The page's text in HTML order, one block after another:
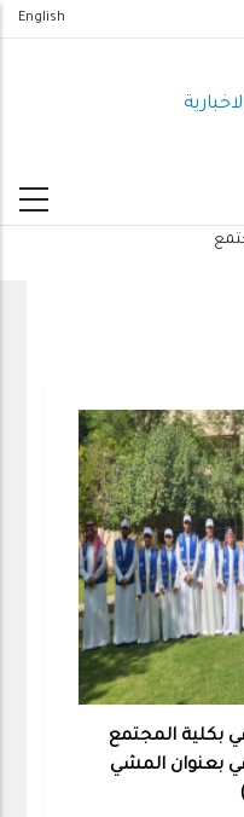
English
بكلية المجتمع
بعنوان المشي